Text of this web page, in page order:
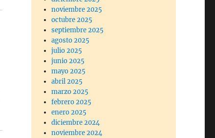
noviembre 2025
octubre 2025
septiembre 2025
agosto 2025
julio 2025
junio 2025
mayo 2025
abril 2025
marzo 2025
febrero 2025
enero 2025
diciembre 2024
noviembre 2024